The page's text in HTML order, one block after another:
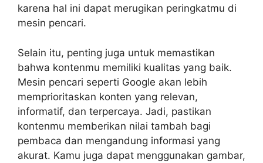
karena hal ini dapat merugikan peringkatmu di
mesin pencari.
Selain itu, penting juga untuk memastikan
bahwa kontenmu memiliki kualitas yang baik.
Mesin pencari seperti Google akan lebih
memprioritaskan konten yang relevan,
informatif, dan terpercaya. Jadi, pastikan
kontenmu memberikan nilai tambah bagi
pembaca dan mengandung informasi yang
akurat. Kamu juga dapat menggunakan gambar,